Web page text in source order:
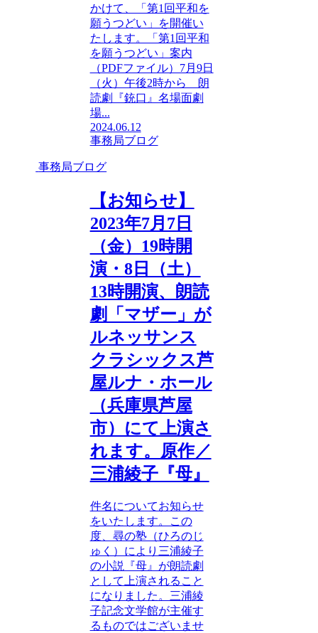
かけて、「第1回平和を
願うつどい」を開催い
たします。「第1回平和
を願うつどい」案内
（PDFファイル）7月9日
（火）午後2時から 朗
読劇『銃口』名場面劇
場...
2024.06.12
事務局ブログ
事務局ブログ
【お知らせ】
2023年7月7日
（金）19時開
演・8日（土）
13時開演、朗読
劇「マザー」が
ルネッサンス
クラシックス芦
屋ルナ・ホール
（兵庫県芦屋
市）にて上演さ
れます。原作／
三浦綾子『母』
件名についてお知らせ
をいたします。この
度、尋の塾（ひろのじ
ゅく）により三浦綾子
の小説『母』が朗読劇
として上演されること
になりました。三浦綾
子記念文学館が主催す
るものではございませ